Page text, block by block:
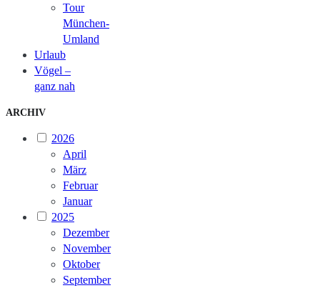
Tour
München-
Umland
Urlaub
Vögel –
ganz nah
ARCHIV
2026
April
März
Februar
Januar
2025
Dezember
November
Oktober
September